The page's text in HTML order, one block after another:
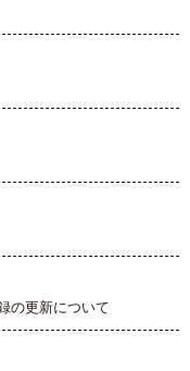
の更新について